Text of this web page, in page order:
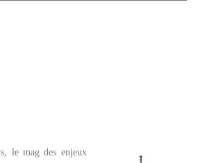
, le mag des enjeux